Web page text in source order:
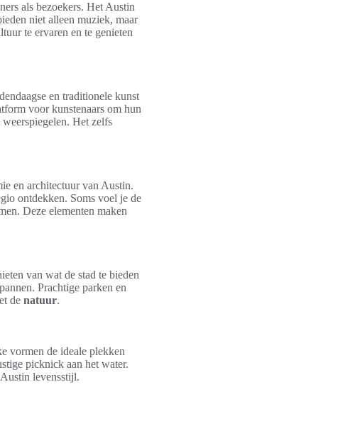
als bezoekers. Het Austin
niet alleen muziek, maar
te ervaren en te genieten
en traditionele kunst
voor kunstenaars om hun
Het zelfs
en architectuur van Austin.
ontdekken. Soms voel je de
Deze elementen maken
van wat de stad te bieden
Prachtige parken en
de natuur.
vormen de ideale plekken
picknick aan het water.
levensstijl.